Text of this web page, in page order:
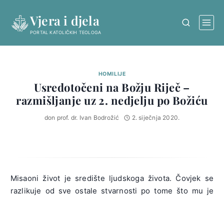
content
Vjera i djela
PORTAL KATOLIČKIH TEOLOGA
HOMILIJE
Usredotočeni na Božju Riječ –
razmišljanje uz 2. nedjelju po Božiću
don prof. dr. Ivan Bodrožić 2. siječnja 2020.
Misaoni život je središte ljudskoga života. Čovjek se
razlikuje od sve ostale stvarnosti po tome što mu je